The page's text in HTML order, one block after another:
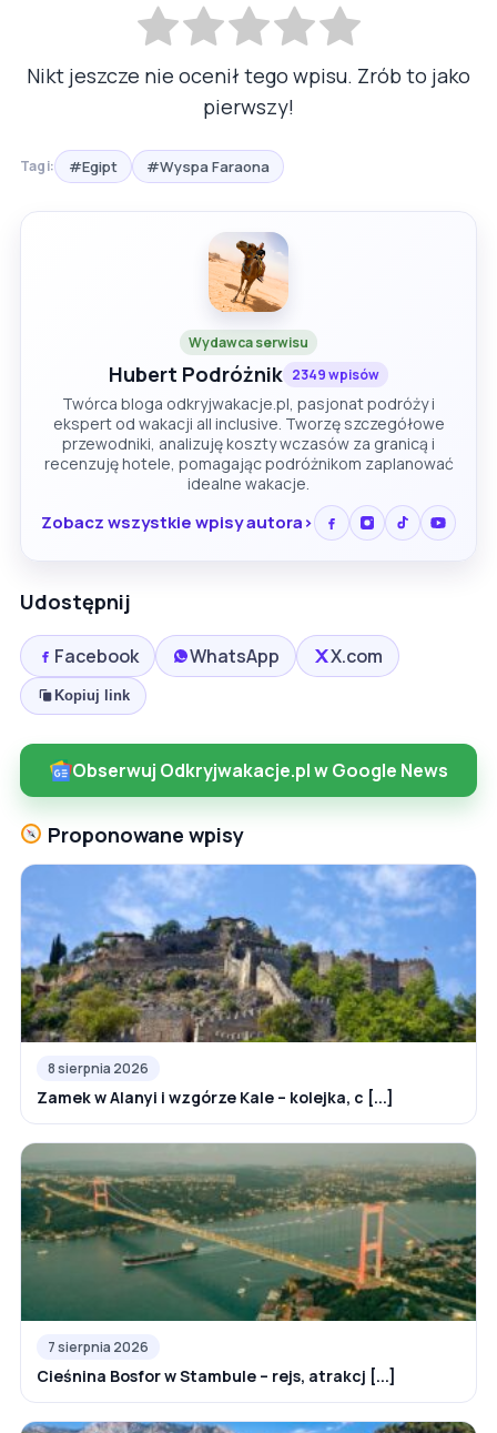
Nikt jeszcze nie ocenił tego wpisu. Zrób to jako
pierwszy!
Tagi: #Egipt #Wyspa Faraona
Wydawca serwisu
Hubert Podróżnik 2349 wpisów
Twórca bloga odkryjwakacje.pl, pasjonat podróży i
ekspert od wakacji all inclusive. Tworzę szczegółowe
przewodniki, analizuję koszty wczasów za granicą i
recenzuję hotele, pomagając podróżnikom zaplanować
idealne wakacje.
Zobacz wszystkie wpisy autora
Udostępnij
Facebook WhatsApp X.com
Kopiuj link
Obserwuj Odkryjwakacje.pl w Google News
Proponowane wpisy
8 sierpnia 2026
Zamek w Alanyi i wzgórze Kale – kolejka, c [...]
7 sierpnia 2026
Cieśnina Bosfor w Stambule – rejs, atrakcj [...]